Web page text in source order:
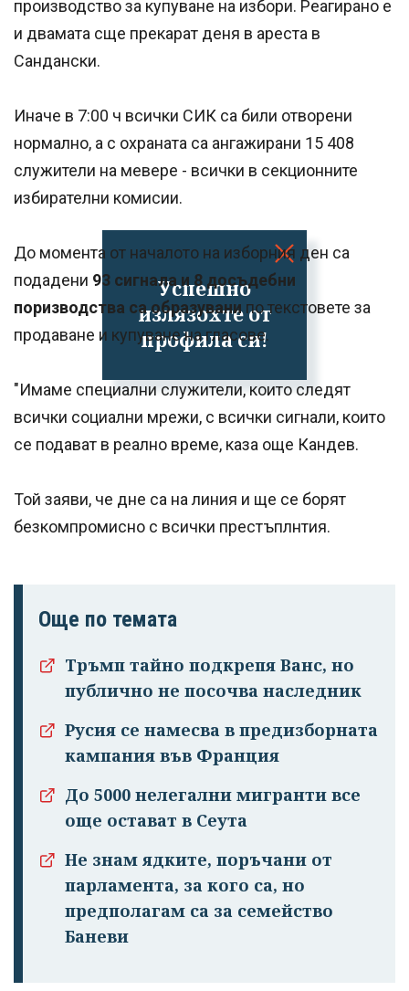
Успешно
излязохте от
профила си!
производство за купуване на избори. Реагирано е
и двамата сще прекарат деня в ареста в
Сандански.
Иначе в 7:00 ч всички СИК са били отворени
нормално, а с охраната са ангажирани 15 408
служители на мевере - всички в секционните
избирателни комисии.
До момента от началото на изборния ден са
подадени 93 сигнала и 8 досъдебни
поризводства са образуванипо текстовете за
продаване и купуване на гласове.
"Имаме специални служители, които следят
всички социални мрежи, с всички сигнали, които
се подават в реално време, каза още Кандев.
Той заяви, че дне са на линия и ще се борят
безкомпромисно с всички престъплнтия.
Още по темата
Тръмп тайно подкрепя Ванс, но
публично не посочва наследник
Русия се намесва в предизборната
кампания във Франция
До 5000 нелегални мигранти все
още остават в Сеута
Не знам ядките, поръчани от
парламента, за кого са, но
предполагам са за семейство
Баневи